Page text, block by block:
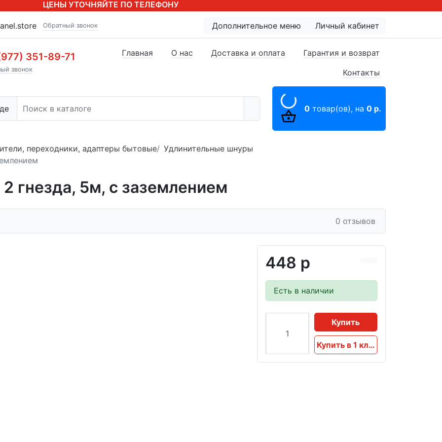
ЦЕНЫ УТОЧНЯЙТЕ ПО ТЕЛЕФОНУ
Обратный звонок Дополнительное меню Личный кабинет
351-89-71
звонок
Главная О нас Доставка и оплата
Гарантия и возврат
Контакты
0 товар(ов), на 0 р.
переходники, адаптеры бытовые
Удлинительные шнуры
гнезда, 5м, c заземлением
0 отзывов
448 р
Есть в наличии
Купить
Купить в 1 клик